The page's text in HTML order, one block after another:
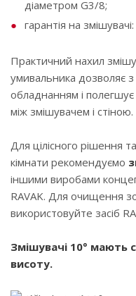
діаметром G3/8;
гарантія на змішувачі:
Практичний нахил
умивальника дозволяє з
обладнанням і
між змішувачем і стіною.
Для цілісного рішення
кімнати рекомендуємо
іншими виробами
RAVAK. Для очищення
використовуйте засіб
Змішувачі 10° мають
висоту.